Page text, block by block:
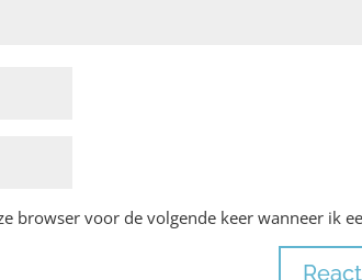
browser voor de volgende keer wanneer ik